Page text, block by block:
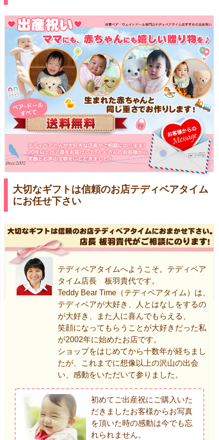
大切なギフトは信頼のお店テディベアタイム
にお任せ下さい
テディベアタイムへようこそ。テディベア
タイム店長 板羽貴代です。
Teddy Bear Time（テディベアタイム）は、
テディベアが大好き、人とはなしをするの
が大好き、また人に喜んでもらえる、
笑顔になってもらうことが大好きだった私
が2002年に始めたお店です。
ショップをはじめてから十数年が経ちまし
たが、これまでに想像以上の沢山の出会
い、感動をいただいて参りました。
初めてご出産祝にご購入いた
だきましたお客様からお写真
を頂いた時の感動は今でも忘
れられません。